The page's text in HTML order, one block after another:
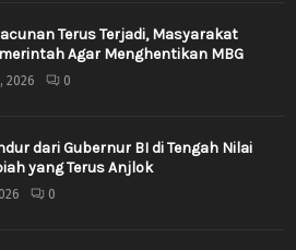
Terus Terjadi, Masyarakat
Agar Menghentikan MBG
2026 0
dari Gubernur BI di Tengah Nilai
yang Terus Anjlok
0